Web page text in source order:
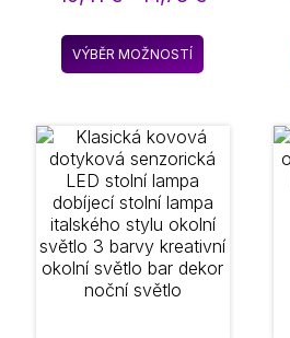
KUCHYŇ LOŽNICE
DETEKTOR SVĚTLO
SKŘÍŇ SCHODIŠTĚ
VÝBĚR MOŽNOSTÍ
Tento
produkt
variant.
Možnosti
vybrat
na
stránce